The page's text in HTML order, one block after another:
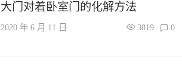
大门对着卧室门的化解方法
2020 年 6 月 11 日 3819 0